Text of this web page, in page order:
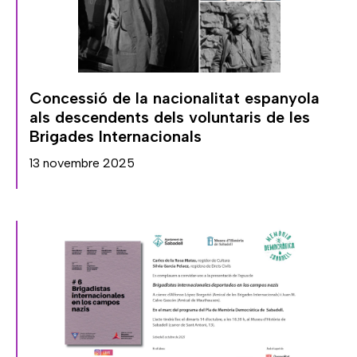
Concessió de la nacionalitat espanyola
als descendents dels voluntaris de les
Brigades Internacionals
13 novembre 2025